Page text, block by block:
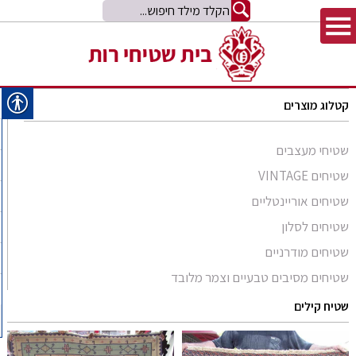
קטלוג מוצרים
שטיחי מעצבים
שטיחים VINTAGE
שטיחים אוריינטליים
סומק פרסי
סומק קווקזי
שטיח קילים
קילים אפגני
קילים הודי
שטיחי זיגלר
שטיחי משי
שטיחים לסלון
שטיחים מודרניים
Arabesque
Bliss
שטיחים מסיבים טבעיים וצמר מלובד
שטיחים מסיבים טבעיים
שטיחים מצמר מלובד
שטיח קילים